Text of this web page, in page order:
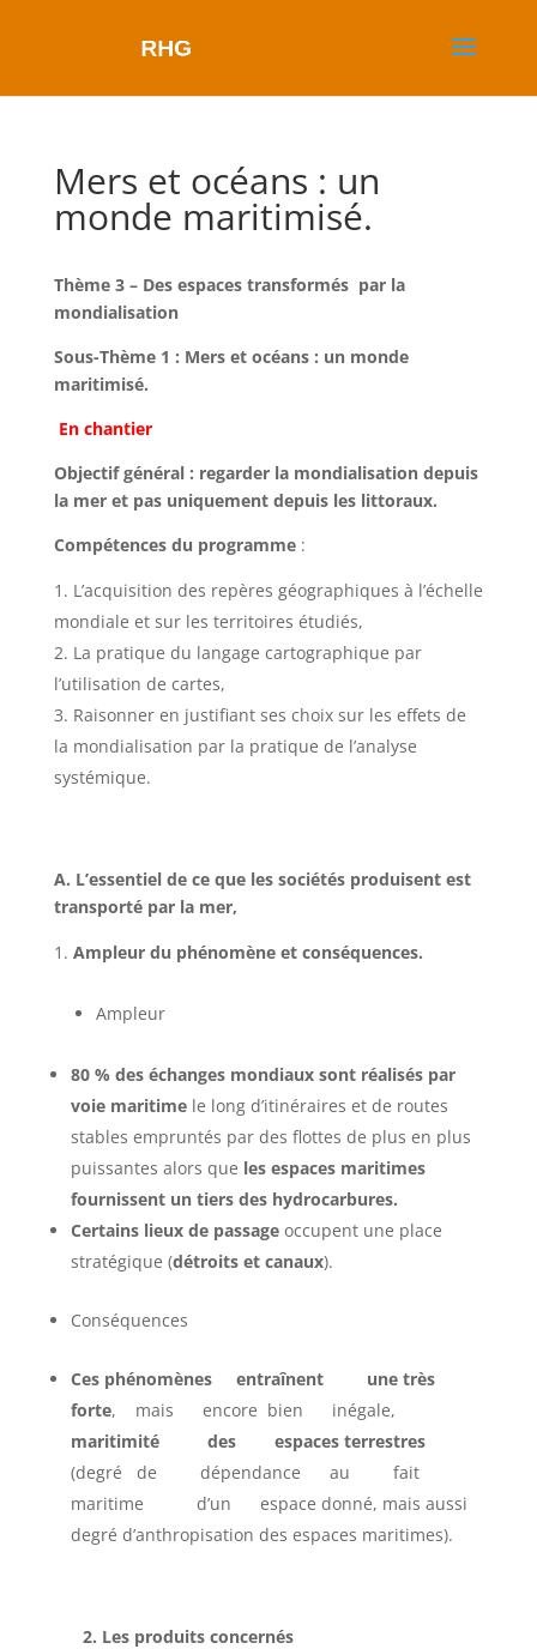
Mers et océans : un
monde maritimisé.
Thème 3 – Des espaces transformés par la
mondialisation
Sous-Thème 1 : Mers et océans : un monde
maritimisé.
En chantier
Objectif général : regarder la mondialisation depuis
la mer et pas uniquement depuis les littoraux.
Compétences du programme:
L’acquisition des repères géographiques à l’échelle
mondiale et sur les territoires étudiés,
La pratique du langage cartographique par
l’utilisation de cartes,
Raisonner en justifiant ses choix sur les effets de
la mondialisation par la pratique de l’analyse
systémique.
A. L’essentiel de ce que les sociétés produisent est
transporté par la mer,
Ampleur du phénomène et conséquences.
Ampleur
80 % des échanges mondiaux sont réalisés par
voie maritimele long d’itinéraires et de routes
stables empruntés par des flottes de plus en plus
puissantes alors que les espaces maritimes
fournissent un tiers des hydrocarbures.
Certains lieux de passageoccupent une place
stratégique (détroits et canaux).
Conséquences
Ces phénomènes entraînent une très
forte, mais encore bien inégale,
maritimité des espaces terrestres
(degré de dépendance au fait
maritime d’un espace donné, mais aussi
degré d’anthropisation des espaces maritimes).
2. Les produits concernés